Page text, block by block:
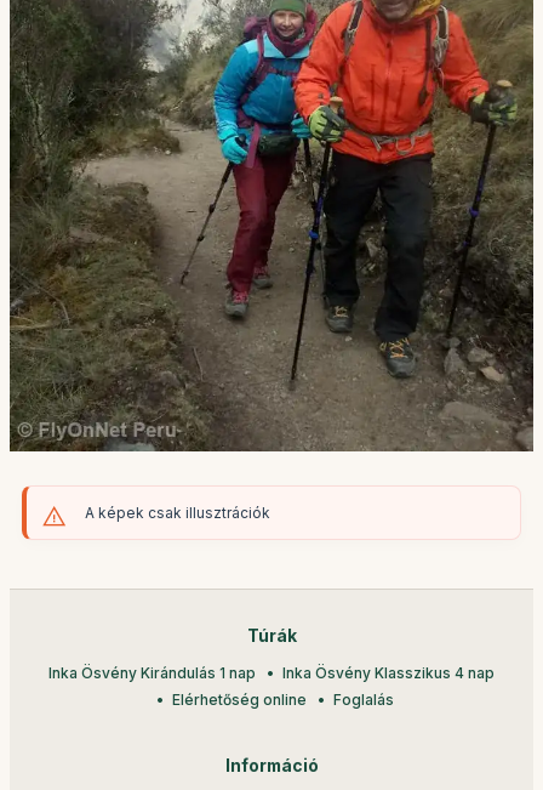
A képek csak illusztrációk
Túrák
Inka Ösvény Kirándulás 1 nap
Inka Ösvény Klasszikus 4 nap
Elérhetőség online
Foglalás
Információ